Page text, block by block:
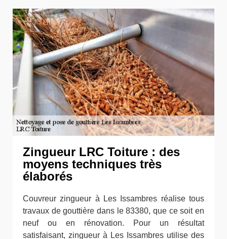
Zingueur LRC Toiture : des
moyens techniques très
élaborés
Couvreur zingueur à Les Issambres réalise tous
travaux de gouttière dans le 83380, que ce soit en
neuf ou en rénovation. Pour un résultat
satisfaisant, zingueur à Les Issambres utilise des